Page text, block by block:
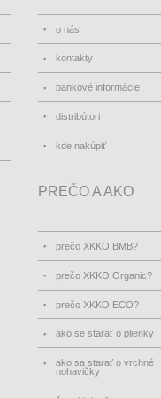
o nás
kontakty
bankové informácie
distribútori
kde nakúpiť
PREČO A AKO
prečo XKKO BMB?
prečo XKKO Organic?
prečo XKKO ECO?
ako se starať o plienky
ako sa starať o vrchné
nohavičky